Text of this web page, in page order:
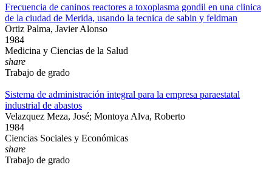
Frecuencia de caninos reactores a toxoplasma gondil en una clinica
de la ciudad de Merida, usando la tecnica de sabin y feldman
Ortiz Palma, Javier Alonso
1984
Medicina y Ciencias de la Salud
share
Trabajo de grado
Sistema de administración integral para la empresa paraestatal
industrial de abastos
Velazquez Meza, José; Montoya Alva, Roberto
1984
Ciencias Sociales y Económicas
share
Trabajo de grado